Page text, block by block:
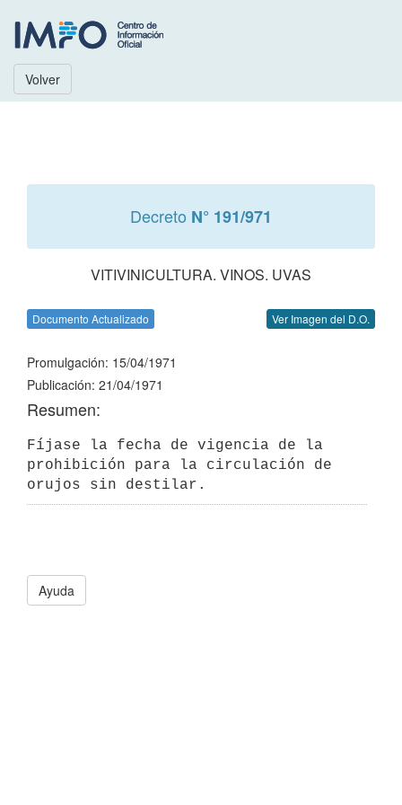
Volver
Decreto N° 191/971
VITIVINICULTURA. VINOS. UVAS
Documento Actualizado Ver Imagen del D.O.
Promulgación: 15/04/1971
Publicación: 21/04/1971
Resumen:
Fíjase la fecha de vigencia de la
prohibición para la circulación de
orujos sin destilar.
Ayuda